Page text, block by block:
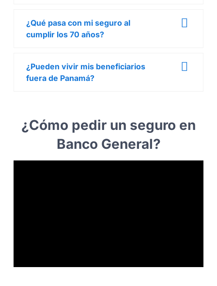
¿Qué pasa con mi seguro al
cumplir los 70 años?
¿Pueden vivir mis beneficiarios
fuera de Panamá?
¿Cómo pedir un seguro en
Banco General?